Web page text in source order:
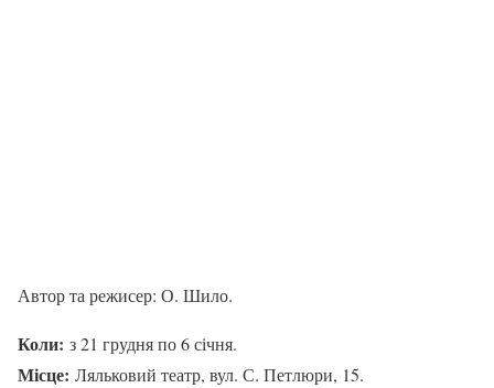
Автор та режисер: О. Шило.
Коли: з 21 грудня по 6 січня.
Місце: Ляльковий театр, вул. С. Петлюри, 15.